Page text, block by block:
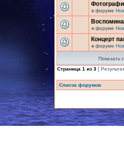
в форуме
в форуме
Концерт
в форуме
Показать
Страница 1 из 3 [
Список форумов